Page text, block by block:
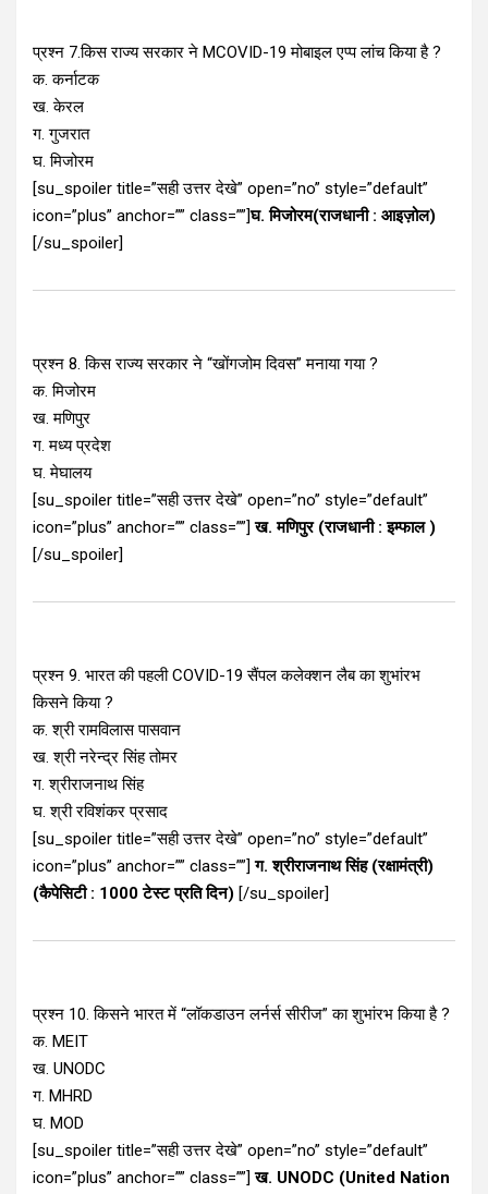
प्रश्न 7.किस राज्य सरकार ने MCOVID-19 मोबाइल एप्प लांच किया है ?
क. कर्नाटक
ख. केरल
ग. गुजरात
घ. मिजोरम
[su_spoiler title=”सही उत्तर देखे” open=”no” style=”default”
icon=”plus” anchor=”” class=””]घ. मिजोरम(राजधानी : आइज़ोल)
[/su_spoiler]
प्रश्न 8. किस राज्य सरकार ने “खोंगजोम दिवस” मनाया गया ?
क. मिजोरम
ख. मणिपुर
ग. मध्य प्रदेश
घ. मेघालय
[su_spoiler title=”सही उत्तर देखे” open=”no” style=”default”
icon=”plus” anchor=”” class=””]ख. मणिपुर (राजधानी : इम्फाल )
[/su_spoiler]
प्रश्न 9. भारत की पहली COVID-19 सैंपल कलेक्शन लैब का शुभांरभ
किसने किया ?
क. श्री रामविलास पासवान
ख. श्री नरेन्‍द्र सिंह तोमर
ग. श्रीराजनाथ सिंह
घ. श्री रविशंकर प्रसाद
[su_spoiler title=”सही उत्तर देखे” open=”no” style=”default”
icon=”plus” anchor=”” class=””]ग. श्रीराजनाथ सिंह (रक्षामंत्री)
(कैपेसिटी : 1000 टेस्ट प्रति दिन) [/su_spoiler]
प्रश्न 10. किसने भारत में “लॉकडाउन लर्नर्स सीरीज” का शुभांरभ किया है ?
क. MEIT
ख. UNODC
ग. MHRD
घ. MOD
[su_spoiler title=”सही उत्तर देखे” open=”no” style=”default”
icon=”plus” anchor=”” class=””]ख. UNODC (United Nation